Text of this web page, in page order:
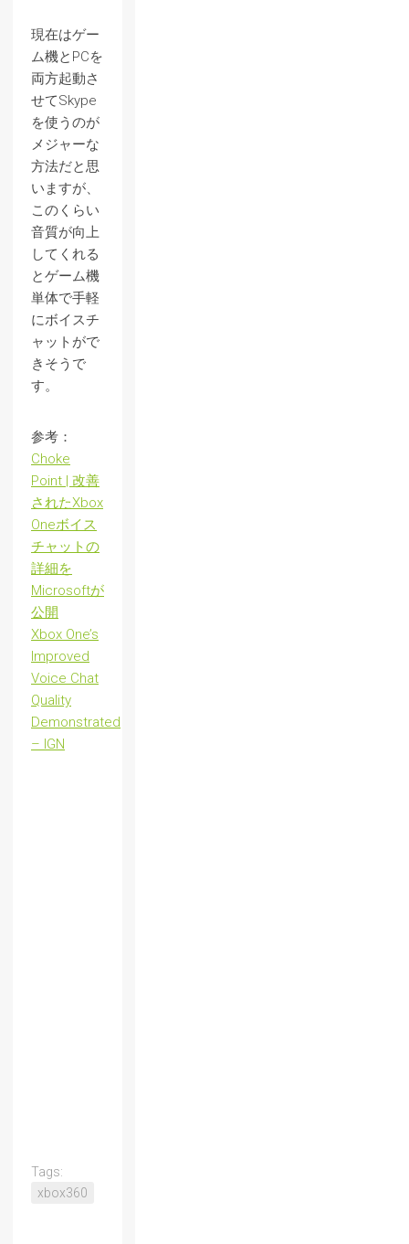
現在はゲー
ム機とPCを
両方起動さ
せてSkype
を使うのが
メジャーな
方法だと思
いますが、
このくらい
音質が向上
してくれる
とゲーム機
単体で手軽
にボイスチ
ャットがで
きそうで
す。
参考：
Choke
Point | 改善
されたXbox
Oneボイス
チャットの
詳細を
Microsoftが
公開
Xbox One’s
Improved
Voice Chat
Quality
Demonstrated
– IGN
Tags:
xbox360